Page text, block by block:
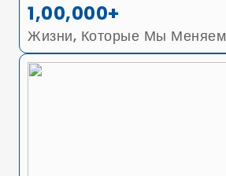
1,00,000+
Жизни, Которые Мы Меняем